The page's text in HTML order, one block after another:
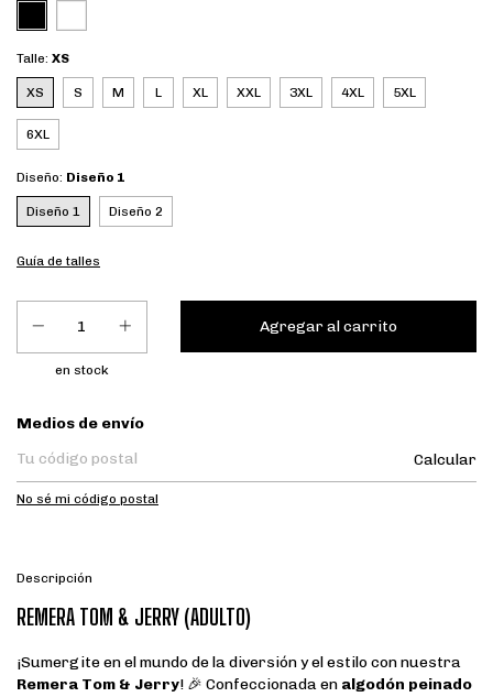
Talle: XS
XS S M L XL XXL 3XL 4XL 5XL
6XL
Diseño: Diseño 1
Diseño 1 Diseño 2
Guía de talles
en stock
Entregas para el CP:
Medios de envío
Calcular
No sé mi código postal
Descripción
REMERA TOM & JERRY (ADULTO)
¡Sumergite en el mundo de la diversión y el estilo con nuestra
Remera Tom & Jerry! 🎉 Confeccionada en algodón peinado